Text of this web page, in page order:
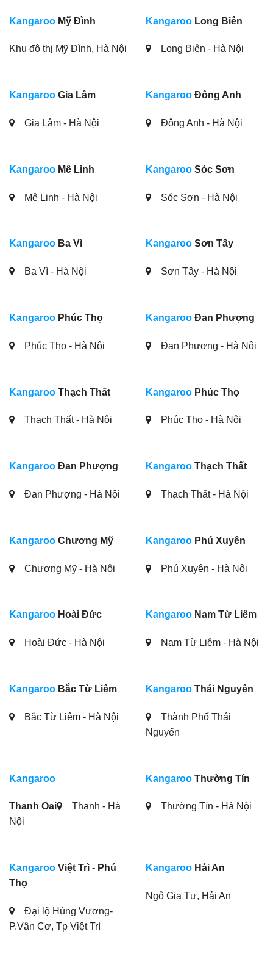
Kangaroo Mỹ Đình
Khu đô thị Mỹ Đình, Hà Nội
Kangaroo Long Biên
Long Biên - Hà Nội
Kangaroo Gia Lâm
Gia Lâm - Hà Nội
Kangaroo Đông Anh
Đông Anh - Hà Nội
Kangaroo Mê Linh
Mê Linh - Hà Nội
Kangaroo Sóc Sơn
Sóc Sơn - Hà Nội
Kangaroo Ba Vì
Ba Vì - Hà Nội
Kangaroo Sơn Tây
Sơn Tây - Hà Nội
Kangaroo Phúc Thọ
Phúc Thọ - Hà Nội
Kangaroo Đan Phượng
Đan Phượng - Hà Nội
Kangaroo Thạch Thất
Thạch Thất - Hà Nội
Kangaroo Phúc Thọ
Phúc Thọ - Hà Nội
Kangaroo Đan Phượng
Đan Phượng - Hà Nội
Kangaroo Thạch Thất
Thạch Thất - Hà Nội
Kangaroo Chương Mỹ
Chương Mỹ - Hà Nội
Kangaroo Phú Xuyên
Phú Xuyên - Hà Nội
Kangaroo Hoài Đức
Hoài Đức - Hà Nội
Kangaroo Nam Từ Liêm
Nam Từ Liêm - Hà Nội
Kangaroo Bắc Từ Liêm
Bắc Từ Liêm - Hà Nội
Kangaroo Thái Nguyên
Thành Phố Thái
Nguyến
Kangaroo
Thanh Oai
Thanh - Hà
Nội
Kangaroo Thường Tín
Thường Tín - Hà Nội
Kangaroo Việt Trì - Phú
Thọ
Đại lộ Hùng Vương-
P.Vân Cơ, Tp Việt Trì
Kangaroo Hải An
Ngô Gia Tự, Hải An